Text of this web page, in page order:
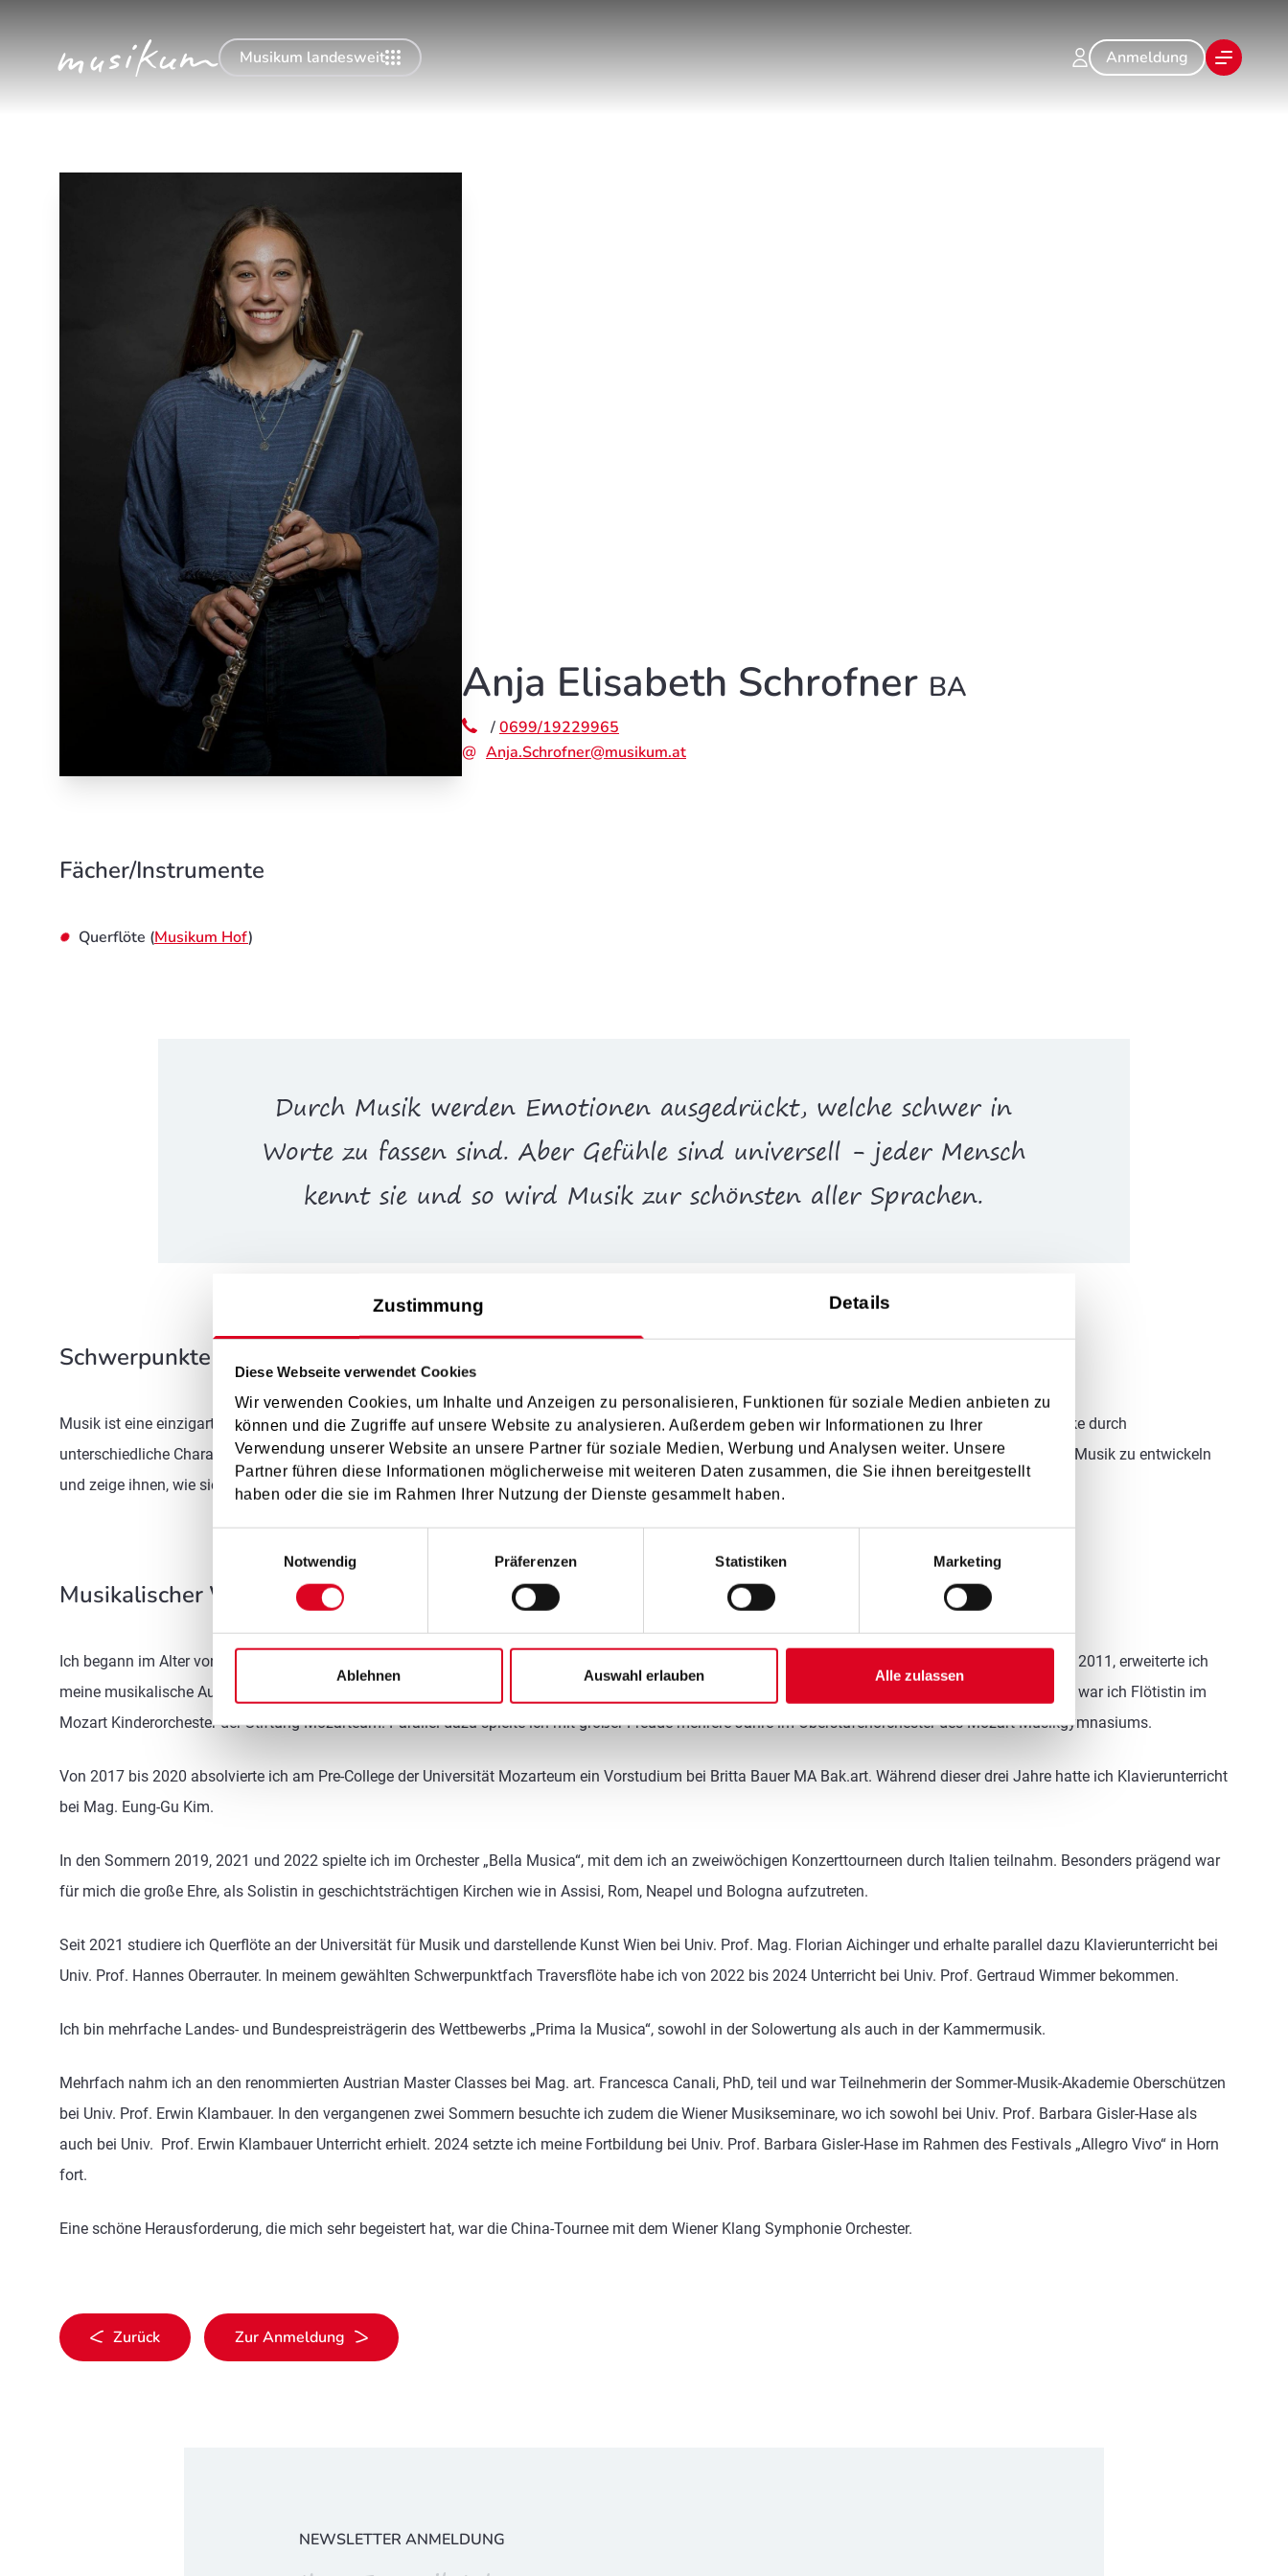
Zustimmung Details
Diese Webseite verwendet Cookies
Wir verwenden Cookies, um Inhalte und Anzeigen zu personalisieren, Funktionen für soziale Medien anbieten zu
können und die Zugriffe auf unsere Website zu analysieren. Außerdem geben wir Informationen zu Ihrer
Verwendung unserer Website an unsere Partner für soziale Medien, Werbung und Analysen weiter. Unsere
Partner führen diese Informationen möglicherweise mit weiteren Daten zusammen, die Sie ihnen bereitgestellt
haben oder die sie im Rahmen Ihrer Nutzung der Dienste gesammelt haben.
Notwendig
Präferenzen Statistiken Marketing
Ablehnen Auswahl erlauben Alle zulassen
Musikum landesweit Anmeldung
Anja Elisabeth Schrofner BA
/0699/19229965
Anja.Schrofner@musikum.at
Fächer/Instrumente
Querflöte (Musikum Hof)
Durch Musik werden Emotionen ausgedrückt, welche schwer in
Worte zu fassen sind. Aber Gefühle sind universell - jeder Mensch
kennt sie und so wird Musik zur schönsten aller Sprachen.
Schwerpunkte im Unterricht
Musik ist eine einzigartige und faszinierende Sprache. Sie erzählt Geschichten, die Worte oft nicht ausdrücken können. Deshalb gestalte ich Musikstücke durch
unterschiedliche Charakterisierungen lebendig und spannend. Gleichzeitig begleite ich meine Schüler:innen auf ihrem Weg, ein eigenes Verständnis für Musik zu entwickeln
und zeige ihnen, wie sie dieses auf der Querflöte auch technisch umsetzten können.
Musikalischer Werdegang
Ich begann im Alter von sechs Jahren am Musikum Hof bei Salzburg mit dem Querflötenunterricht bei Mag. Christine Brandauer. Vier Jahre später, also 2011, erweiterte ich
meine musikalische Ausbildung und nahm zusätzlich Klavierunterricht bei Mag. Sebastiana Ierner sowie Mag. Christine Bussmann. Von 2013 bis 2015 war ich Flötistin im
Mozart Kinderorchester der Stiftung Mozarteum. Parallel dazu spielte ich mit großer Freude mehrere Jahre im Oberstufenorchester des Mozart Musikgymnasiums.
Von 2017 bis 2020 absolvierte ich am Pre-College der Universität Mozarteum ein Vorstudium bei Britta Bauer MA Bak.art. Während dieser drei Jahre hatte ich Klavierunterricht
bei Mag. Eung-Gu Kim.
In den Sommern 2019, 2021 und 2022 spielte ich im Orchester „Bella Musica“, mit dem ich an zweiwöchigen Konzerttourneen durch Italien teilnahm. Besonders prägend war
für mich die große Ehre, als Solistin in geschichtsträchtigen Kirchen wie in Assisi, Rom, Neapel und Bologna aufzutreten.
Seit 2021 studiere ich Querflöte an der Universität für Musik und darstellende Kunst Wien bei Univ. Prof. Mag. Florian Aichinger und erhalte parallel dazu Klavierunterricht bei
Univ. Prof. Hannes Oberrauter. In meinem gewählten Schwerpunktfach Traversflöte habe ich von 2022 bis 2024 Unterricht bei Univ. Prof. Gertraud Wimmer bekommen.
Ich bin mehrfache Landes- und Bundespreisträgerin des Wettbewerbs „Prima la Musica“, sowohl in der Solowertung als auch in der Kammermusik.
Mehrfach nahm ich an den renommierten Austrian Master Classes bei Mag. art. Francesca Canali, PhD, teil und war Teilnehmerin der Sommer-Musik-Akademie Oberschützen
bei Univ. Prof. Erwin Klambauer. In den vergangenen zwei Sommern besuchte ich zudem die Wiener Musikseminare, wo ich sowohl bei Univ. Prof. Barbara Gisler-Hase als
auch bei Univ. Prof. Erwin Klambauer Unterricht erhielt. 2024 setzte ich meine Fortbildung bei Univ. Prof. Barbara Gisler-Hase im Rahmen des Festivals „Allegro Vivo“ in Horn
fort.
Eine schöne Herausforderung, die mich sehr begeistert hat, war die China-Tournee mit dem Wiener Klang Symphonie Orchester.
Zurück Zur Anmeldung
NEWSLETTER ANMELDUNG